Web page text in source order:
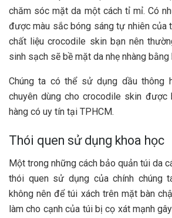
chăm sóc mặt da một cách tỉ mỉ. Có
được màu sắc bóng sáng tự nhiên của
chất liệu crocodile skin bạn nên
sinh sạch sẽ bề mặt da nhẹ nhàng bằng
Chúng ta có thể sử dụng dầu thông
chuyên dùng cho crocodile skin được
hàng có uy tín tại TPHCM.
Thói quen sử dụng khoa học
Một trong những cách bảo quản túi da
thói quen sử dụng của chính chúng
không nên để túi xách trên mặt bàn
làm cho cạnh của túi bị cọ xát mạnh